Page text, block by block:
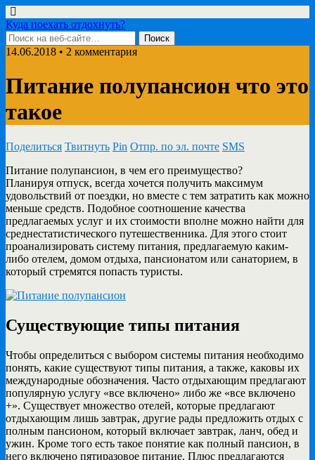
Куда поехать отдохнуть?
14.06.2018 • 2 комментария
Питание полупансион что это
такое
Поделиться Твитнуть Pin Отпр. по эл. почте SMS
Питание полупансион, в чем его преимущество?
Планируя отпуск, всегда хочется получить максимум
удовольствий от поездки, но вместе с тем затратить как можно
меньше средств. Подобное соотношение качества
предлагаемых услуг и их стоимости вполне можно найти для
среднестатистического путешественника. Для этого стоит
проанализировать систему питания, предлагаемую каким-
либо отелем, домом отдыха, пансионатом или санаторием, в
который стремятся попасть туристы.
Существующие типы питания
Чтобы определиться с выбором системы питания необходимо
понять, какие существуют типы питания, а также, каковы их
международные обозначения. Часто отдыхающим предлагают
популярную услугу «все включено» либо же «все включено
+». Существует множество отелей, которые предлагают
отдыхающим лишь завтрак, другие рады предложить отдых с
полным пансионом, который включает завтрак, ланч, обед и
ужин. Кроме того есть такое понятие как полный пансион, в
него включено пятиразовое питание. Плюс предлагаются